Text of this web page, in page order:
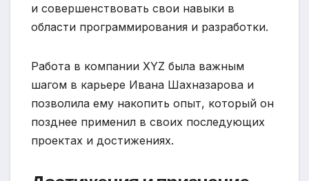
и совершенствовать свои навыки в
области программирования и разработки.
Работа в компании XYZ была важным
шагом в карьере Ивана Шахназарова и
позволила ему накопить опыт, который он
позднее применил в своих последующих
проектах и достижениях.